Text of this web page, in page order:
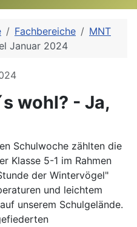
Fachbereiche
MNT
Januar 2024
wohl? - Ja,
Schulwoche zählten die
Klasse 5-1 im Rahmen
der Wintervögel"
und leichtem
unserem Schulgelände.